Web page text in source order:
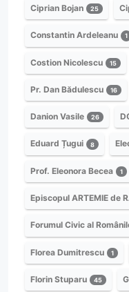
Ciprian Bojan 25
Constantin Ardeleanu 1
Costion Nicolescu 15
Pr. Dan Bădulescu 16
Danion Vasile 26
Eduard Țugui 8
Prof. Eleonora Becea 1
Episcopul ARTEMIE de
Forumul Civic al
Florea Dumitrescu 1
Florin Stuparu 45